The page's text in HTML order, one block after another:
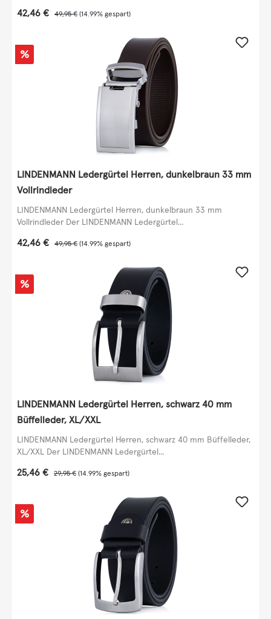
Verkaufspreis:
42,46 € Regulärer Preis:
49,95 € (14.99% gespart)
Rabatt
%
LINDENMANN Ledergürtel Herren, dunkelbraun 33 mm
Vollrindleder
LINDENMANN Ledergürtel Herren, dunkelbraun 33 mm
Vollrindleder Der LINDENMANN Ledergürtel...
Verkaufspreis:
42,46 € Regulärer Preis:
49,95 € (14.99% gespart)
Rabatt
%
LINDENMANN Ledergürtel Herren, schwarz 40 mm
Büffelleder, XL/XXL
LINDENMANN Ledergürtel Herren, schwarz 40 mm Büffelleder,
XL/XXL Der LINDENMANN Ledergürtel...
Verkaufspreis:
25,46 € Regulärer Preis:
29,95 € (14.99% gespart)
Rabatt
%